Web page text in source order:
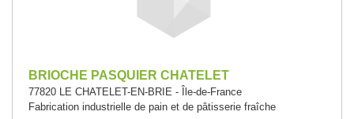
BRIOCHE PASQUIER CHATELET
77820 LE CHATELET-EN-BRIE - Île-de-France
Fabrication industrielle de pain et de pâtisserie fraîche